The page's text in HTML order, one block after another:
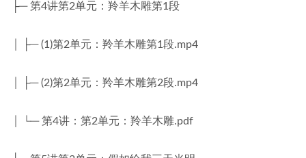
├─ 第4讲第2单元：羚羊木雕第1段
│ ├─ (1)第2单元：羚羊木雕第1段.mp4
│ ├─ (2)第2单元：羚羊木雕第2段.mp4
│ └─ 第4讲：第2单元：羚羊木雕.pdf